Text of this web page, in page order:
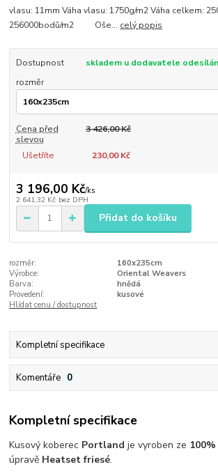
vlasu: 11mm Váha vlasu: 1750g/m2 Váha celkem:
256000bodů/m2 Oše... celý popis
Dostupnost
skladem u dodavatele
rozměr
Cena před
slevou
3 426,00 Kč
Ušetříte 230,00 Kč
3 196,00 Kč/ks
2 641,32 Kč bez DPH
Přidat do košíku
rozměr:
160x235cm
Výrobce:
Oriental Weavers
Barva:
hnědá
Provedení:
kusové
Hlídat cenu / dostupnost
Kompletní specifikace
Komentáře 0
Kompletní specifikace
Kusový koberec Portland je vyroben ze
úpravě Heatset friesé.